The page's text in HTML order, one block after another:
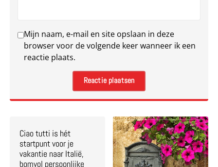
Mijn naam, e-mail en site opslaan in deze
browser voor de volgende keer wanneer ik een
reactie plaats.
Ciao tutti is hét
startpunt voor je
vakantie naar Italië,
bomvol persoonlijke